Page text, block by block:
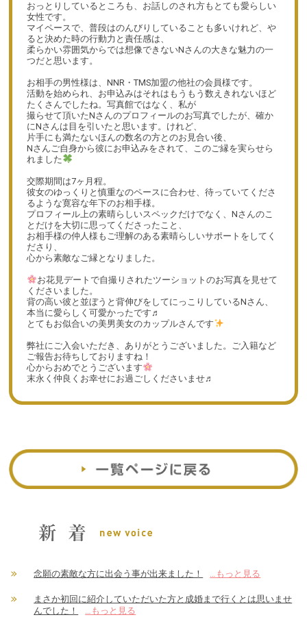
おっとりしているところも、お話しのされ方もとても愛らしい
女性です。
マイペースで、普段はのんびりしていることも多いけれど、や
ると決めた時の行動力と責任感は、
柔らかい雰囲気からでは想像できないNさんの大きな魅力の一
つだと思います。
お相手の男性様は、NNR・TMS加盟の他社の会員様です。
活動を始められ、お申込みはそれはもうもう数えきれないほど
たくさんでしたね。写真館ではなく、私が
撮らせて頂いたNさんのプロフィールのお写真でしたが、確か
にNさんは目を引いたと思います。けれど、
片手にも満たないほんの数名の方とのお見合い後、
Nさんご自身から彼にお申込みをされて、このご縁を実らせら
れました
交際期間は7ヶ月程。
彼女のゆっくりと慎重なのペースに合わせ、待っていてくださ
るような寛容な年下のお相手様。
プロフィール上の素晴らしいスペックだけでなく、Nさんのこ
とだけを大切に思ってくださったこと、
お相手様の仲人様もご理解のある素晴らしいサポートをしてく
ださり、
心から素敵なご縁となりました。
お花見デートで自撮りされたツーショットのお写真を見せて
くださいました。
背の高い彼と並ぼうと背伸びをしてにっこりしているNさん、
本当に愛らしく可愛かったです♬
とてもお似合いの美男美女のカップルさんです
弊社にご入会いただき、ありがとうございました。ご入籍など
ご報告お待ちしておりますね！
心からおめでとうございます
末永く仲良くお幸せにお過ごしくださいませ♬
念願の素敵な方に出会う事が出来ました！ …もっと見る
まさか初回に紹介していただいた方と成婚まで行くとは思いませ
んでした！
…もっと見る